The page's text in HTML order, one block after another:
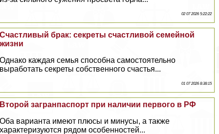
02 07 2026 5:22:22
Счастливый бpaк: секреты счастливой семейной
жизни
Однако каждая семья способна самостоятельно
выработать секреты собственного счастья...
01 07 2026 8:38:15
Второй загранпаспорт при наличии первого в РФ
Оба варианта имеют плюсы и минусы, а также
хаpaктеризуются рядом особенностей...